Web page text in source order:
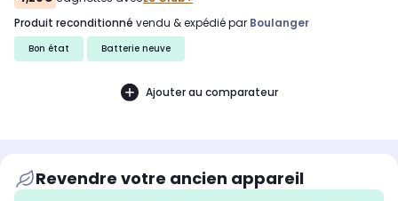
produit reconditionné vendu & expédié par Boulanger
Bon état Batterie neuve
Ajouter au comparateur
Revendre votre ancien appareil